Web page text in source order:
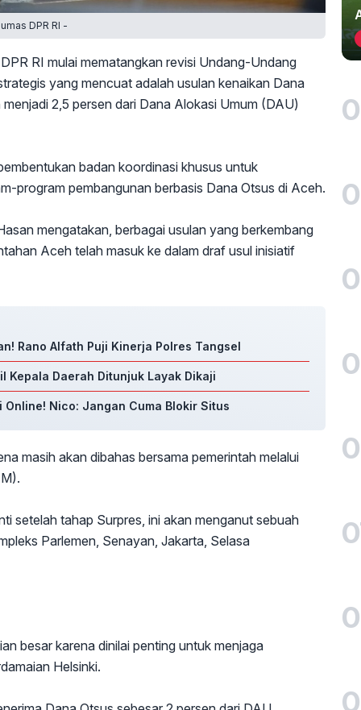
DPR RI -
DPR RI mulai mematangkan revisi Undang-Undang
yang mencuat adalah usulan kenaikan Dana
2,5 persen dari Dana Alokasi Umum (DAU)
badan koordinasi khusus untuk
program pembangunan berbasis Dana Otsus di Aceh.
mengatakan, berbagai usulan yang berkembang
Aceh telah masuk ke dalam draf usul inisiatif
Rano Alfath Puji Kinerja Polres Tangsel
Kepala Daerah Ditunjuk Layak Dikaji
Online! Nico: Jangan Cuma Blokir Situs
masih akan dibahas bersama pemerintah melalui
setelah tahap Surpres, ini akan menganut sebuah
Parlemen, Senayan, Jakarta, Selasa
besar karena dinilai penting untuk menjaga
Helsinki.